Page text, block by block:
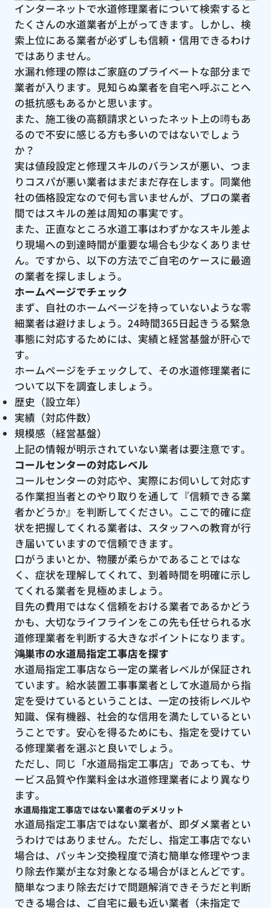
インターネットで水道修理業者について検索すると
たくさんの水道業者が上がってきます。しかし、検
索上位にある業者が必ずしも信頼・信用できるわけ
ではありません。
水漏れ修理の際はご家庭のプライベートな部分まで
業者が入ります。見知らぬ業者を自宅へ呼ぶことへ
の抵抗感もあるかと思います。
また、施工後の高額請求といったネット上の噂もあ
るので不安に感じる方も多いのではないでしょう
か？
実は値段設定と修理スキルのバランスが悪い、つま
りコスパが悪い業者はまだまだ存在します。同業他
社の価格設定なので何も言いませんが、プロの業者
間ではスキルの差は周知の事実です。
また、正直なところ水道工事はわずかなスキル差よ
り現場への到達時間が重要な場合も少なくありませ
ん。ですから、以下の方法でご自宅のケースに最適
の業者を探しましょう。
ホームページでチェック
まず、自社のホームページを持っていないような零
細業者は避けましょう。24時間365日起きうる緊急
事態に対応するためには、実績と経営基盤が肝心で
す。
ホームページをチェックして、その水道修理業者に
ついて以下を調査しましょう。
歴史（設立年）
実績（対応件数）
規模感（経営基盤）
上記の情報が明示されていない業者は要注意です。
コールセンターの対応レベル
コールセンターの対応や、実際にお伺いして対応す
る作業担当者とのやり取りを通して『信頼できる業
者かどうか』を判断してください。ここで的確に症
状を把握してくれる業者は、スタッフへの教育が行
き届いていますので信頼できます。
口がうまいとか、物腰が柔らかであることではな
く、症状を理解してくれて、到着時間を明確に示し
てくれる業者を見極めましょう。
目先の費用ではなく信頼をおける業者であるかどう
かも、大切なライフラインをこの先も任せられる水
道修理業者を判断する大きなポイントになります。
鴻巣市の水道局指定工事店を探す
水道局指定工事店なら一定の業者レベルが保証され
ています。給水装置工事事業者として水道局から指
定を受けているということは、一定の技術レベルや
知識、保有機器、社会的な信用を満たしているとい
うことです。安心を得るためにも、指定を受けてい
る修理業者を選ぶと良いでしょう。
ただし、同じ「水道局指定工事店」であっても、サ
ービス品質や作業料金は水道修理業者により異なり
ます。
水道局指定工事店ではない業者のデメリット
水道局指定工事店ではない業者が、即ダメ業者とい
うわけではありません。ただし、指定工事店でない
場合は、パッキン交換程度で済む簡単な修理やつま
り除去作業が主な対象となる場合がほとんどです。
簡単なつまり除去だけで問題解消できそうだと判断
できる場合は、ご自宅に最も近い業者（未指定で